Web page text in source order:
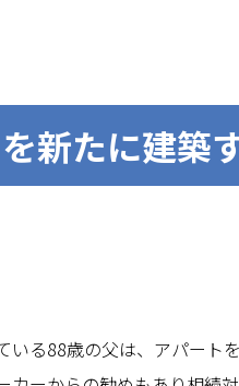
新たに建築
いる88歳の父は、アパート